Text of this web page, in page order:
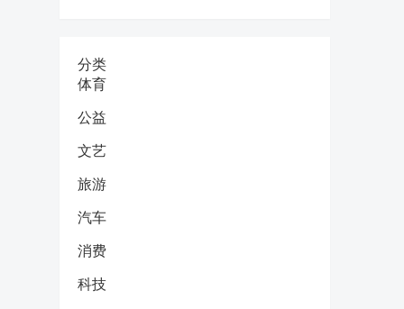
分类
体育
公益
文艺
旅游
汽车
消费
科技